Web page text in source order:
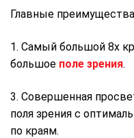
Главные
1. Самый большой
большое поле зрения.
3. Совершенная
поля зрения с
по краям.